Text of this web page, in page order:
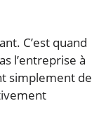
C’est quand
l’entreprise à
simplement de